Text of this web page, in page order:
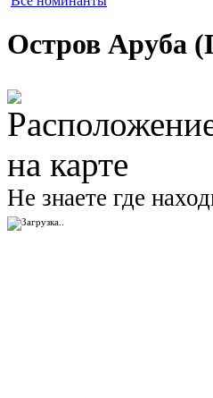
Остров Аруба
Не знаете где